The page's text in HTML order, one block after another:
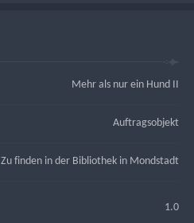
Mehr als nur ein Hund II
Auftragsobjekt
Zu finden in der Bibliothek in Mondstadt
1.0